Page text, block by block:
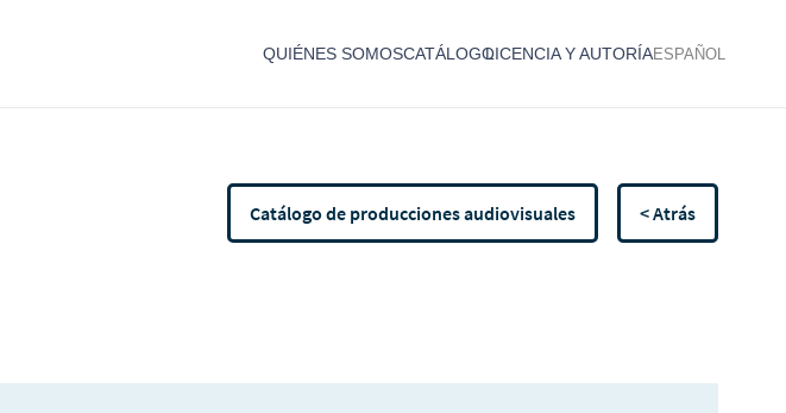
QUIÉNES SOMOSCATÁLOGOLICENCIA Y AUTORÍAESPAÑOL
Catálogo de producciones audiovisuales < Atrás